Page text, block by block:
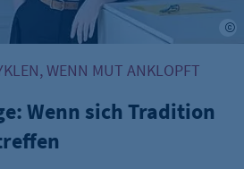
dem Besucher die
WENN MUT ANKLOPFT
Wenn sich Tradition